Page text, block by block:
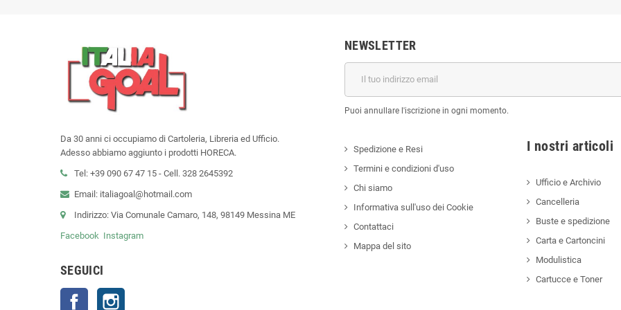
Da 30 anni ci occupiamo di Cartoleria, Libreria ed Ufficio.
Adesso abbiamo aggiunto i prodotti HORECA.
Tel: +39 090 67 47 15 - Cell. 328 2645392
Email: italiagoal@hotmail.com
Indirizzo: Via Comunale Camaro, 148, 98149 Messina ME
Facebook Instagram
SEGUICI
Facebook
NEWSLETTER
Puoi annullare l'iscrizione in ogni momento.
Spedizione e Resi
Termini e condizioni d'uso
Chi siamo
Informativa sull'uso dei Cookie
Contattaci
Mappa del sito
I nostri
Ufficio e Archivio
Cancelleria
Buste e spedizione
Carta e Cartoncini
Modulistica
Cartucce e Toner